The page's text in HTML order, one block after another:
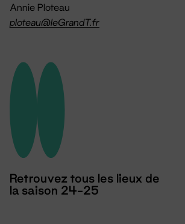
Annie Ploteau
ploteau@leGrandT.fr
Retrouvez tous les lieux de
la saison 24-25